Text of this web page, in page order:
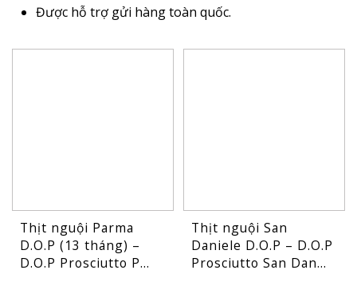
Được hỗ trợ gửi hàng toàn quốc.
Thịt nguội Parma
D.O.P (13 tháng) –
D.O.P Prosciutto P...
Thịt nguội San
Daniele D.O.P – D.O.P
Prosciutto San Dan...